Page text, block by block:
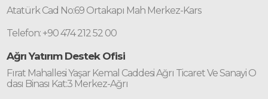
Atatürk Cad No:69 Ortakapı Mah Merkez-Kars
Telefon: +90 474 212 52 00
Ağrı Yatırım Destek Ofisi
Fırat Mahallesi Yaşar Kemal Caddesi Ağrı Ticaret Ve Sanayi O
dası Binası Kat:3 Merkez-Ağrı